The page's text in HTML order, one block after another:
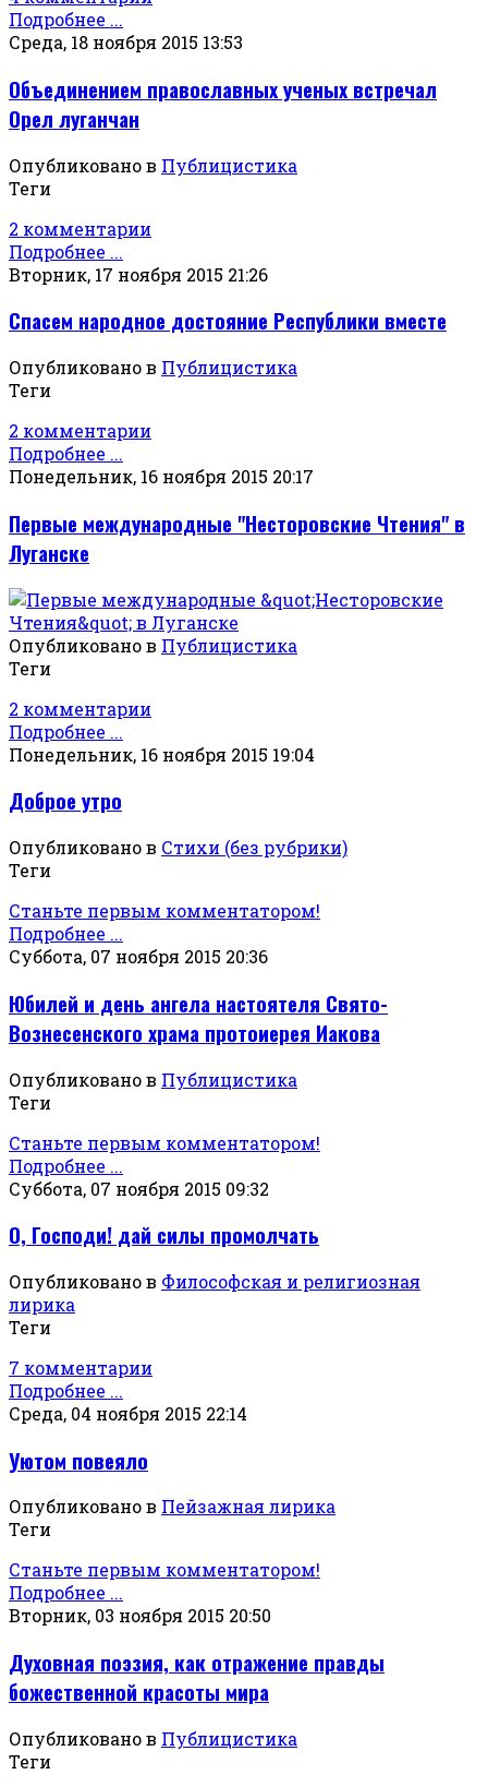
Подробнее ...
Среда, 18 ноября 2015 13:53
Объединением православных ученых встречал
Орел луганчан
Опубликовано в Публицистика
Теги
2 комментарии
Подробнее ...
Вторник, 17 ноября 2015 21:26
Спасем народное достояние Республики вместе
Опубликовано в Публицистика
Теги
2 комментарии
Подробнее ...
Понедельник, 16 ноября 2015 20:17
Первые международные "Несторовские Чтения" в
Луганске
Опубликовано в Публицистика
Теги
2 комментарии
Подробнее ...
Понедельник, 16 ноября 2015 19:04
Доброе утро
Опубликовано в Стихи (без рубрики)
Теги
Станьте первым комментатором!
Подробнее ...
Суббота, 07 ноября 2015 20:36
Юбилей и день ангела настоятеля Свято-
Вознесенского храма протоиерея Иакова
Опубликовано в Публицистика
Теги
Станьте первым комментатором!
Подробнее ...
Суббота, 07 ноября 2015 09:32
О, Господи! дай силы промолчать
Опубликовано в Философская и религиозная
лирика
Теги
7 комментарии
Подробнее ...
Среда, 04 ноября 2015 22:14
Уютом повеяло
Опубликовано в Пейзажная лирика
Теги
Станьте первым комментатором!
Подробнее ...
Вторник, 03 ноября 2015 20:50
Духовная поэзия, как отражение правды
божественной красоты мира
Опубликовано в Публицистика
Теги